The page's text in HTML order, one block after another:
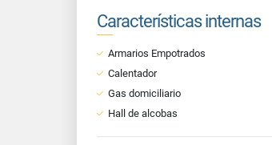
Características internas
Armarios Empotrados
Calentador
Gas domiciliario
Hall de alcobas